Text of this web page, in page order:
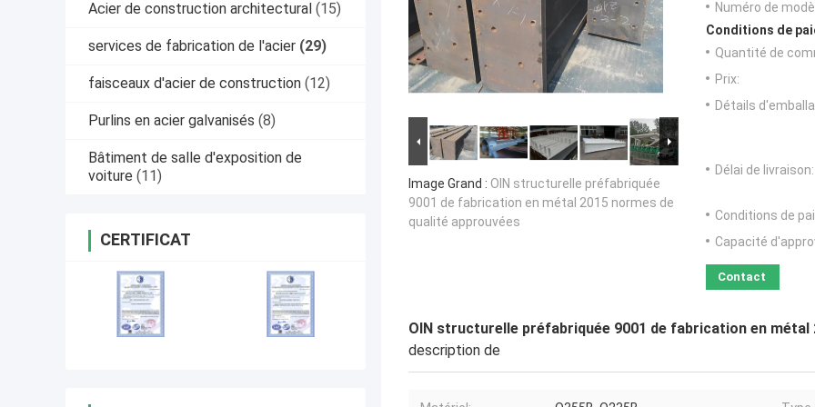
Acier de construction architectural (15)
services de fabrication de l'acier (29)
faisceaux d'acier de construction (12)
Purlins en acier galvanisés (8)
Bâtiment de salle d'exposition de
voiture (11)
CERTIFICAT
Image Grand : OIN structurelle préfabriquée
9001 de fabrication en métal 2015 normes de
qualité approuvées
Numéro de
Conditions de
Quantité de
Prix:
Détails
Délai de livraison:
Conditions de
Capacité
Contact
OIN structurelle préfabriquée 9001 de fabrication en métal
description de